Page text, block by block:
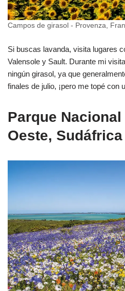
Campos de girasol - Provenza,
Si buscas lavanda, visita lugares
Valensole y Sault. Durante mi
ningún girasol, ya que
finales de julio, ¡pero me topé con
Parque
Oeste, Sudáfrica